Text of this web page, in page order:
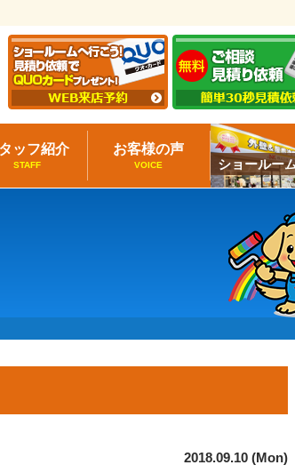
ッフ紹介
STAFF
お客様の声
VOICE ショールー
2018.09.10 (Mon)